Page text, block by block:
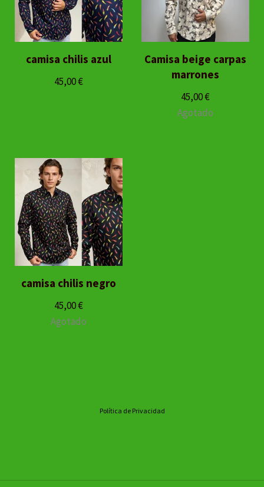
camisa chilis azul
45,00€
Camisa beige carpas
marrones
45,00€
Agotado
camisa chilis negro
45,00€
Agotado
Política de Privacidad